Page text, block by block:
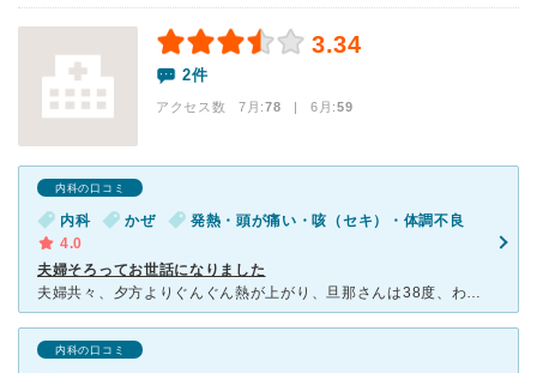
3.34
2件
アクセス数 7月:78 | 6月:59
内科の口コミ
内科 かぜ
発熱・頭が痛い・咳（セキ）・体調不良
4.0
夫婦そろってお世話になりました
夫婦共々、夕方よりぐんぐん熱が上がり、旦那さんは38度、わたしは37.5度でつぎの日の朝に来院しました。 多少人はいましたが待ち時間は短く、すぐ呼ばれました。(平日の朝だったからか子どもが多くいたよ
内科の口コミ